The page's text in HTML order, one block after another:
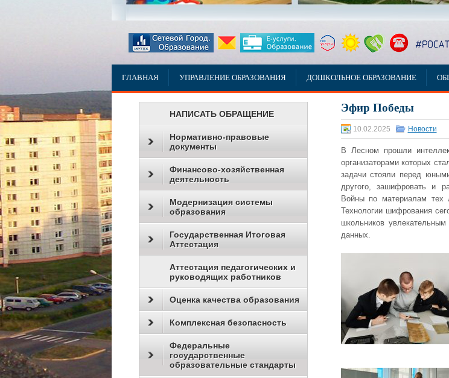
ГЛАВНАЯ УПРАВЛЕНИЕ ОБРАЗОВАНИЯ ДОШКОЛЬНОЕ ОБРАЗОВАНИЕ
Эфир Победы
10.02.2025 Новости
В Лесном прошли
организаторами которых
задачи стояли перед
другого, зашифровать и
Войны по материалам
Технологии шифрования
школьников
данных.
НАПИСАТЬ ОБРАЩЕНИЕ
Нормативно-правовые
документы
Финансово-хозяйственная
деятельность
Модернизация системы
образования
Государственная Итоговая
Аттестация
Аттестация педагогических и
руководящих работников
Оценка качества образования
Комплексная безопасность
Федеральные
государственные
образовательные стандарты